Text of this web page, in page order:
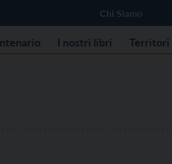
Chi Siamo
I nostri libri Territori